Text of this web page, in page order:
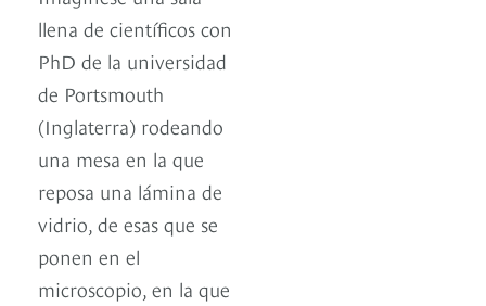
llena de científicos con
PhD de la universidad
de Portsmouth
(Inglaterra) rodeando
una mesa en la que
reposa una lámina de
vidrio, de esas que se
ponen en el
microscopio, en la que